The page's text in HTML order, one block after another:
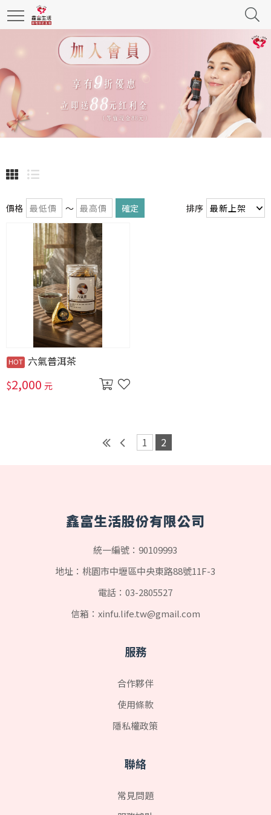
價格 ～ 確定 排序
六氣普洱茶
$2,000 元
1 2
鑫富生活股份有限公司
統一編號：90109993
地址：桃園市中壢區中央東路88號11F-3
電話：03-2805527
信箱： xinfu.life.tw@gmail.com
服務
合作夥伴
使用條款
隱私權政策
聯絡
常見問題